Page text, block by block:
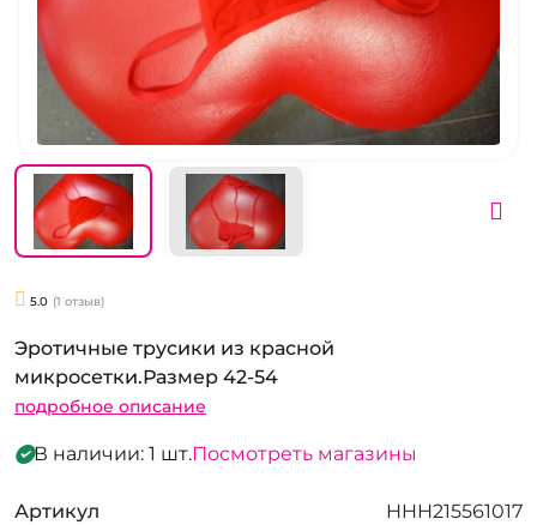
5.0 (1 отзыв)
Эротичные трусики из красной
микросетки.Размер 42-54
подробное описание
В наличии: 1 шт.Посмотреть магазины
Артикул HHH215561017